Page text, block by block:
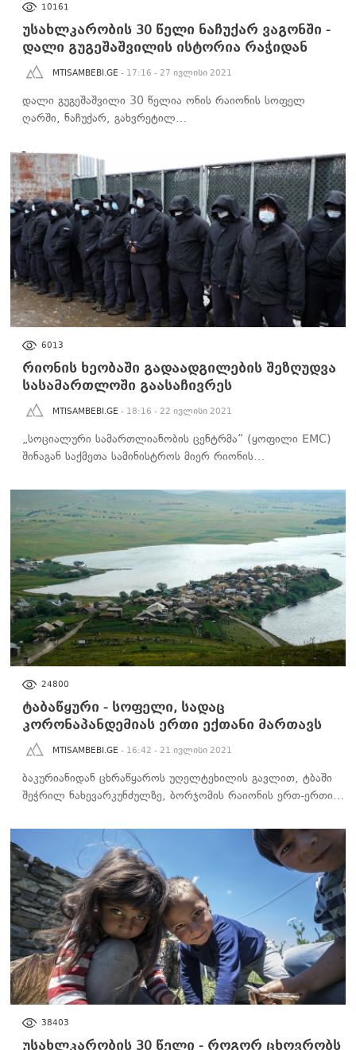
10161
უსახლკარობის 30 წელი ნაჩუქარ ვაგონში -
დალი გუგეშაშვილის ისტორია რაჭიდან
MTISAMBEBI.GE - 17:16 - 27 ივლისი 2021
დალი გუგეშაშვილი 30 წელია ონის რაიონის სოფელ
ღარში, ნაჩუქარ, გახვრეტილ…
6013
რიონის ხეობაში გადაადგილების შეზღუდვა
სასამართლოში გაასაჩივრეს
MTISAMBEBI.GE - 18:16 - 22 ივლისი 2021
„სოციალური სამართლიანობის ცენტრმა“ (ყოფილი EMC)
შინაგან საქმეთა სამინისტროს მიერ რიონის…
24800
ტაბაწყური - სოფელი, სადაც
კორონაპანდემიას ერთი ექთანი მართავს
MTISAMBEBI.GE - 16:42 - 21 ივლისი 2021
ბაკურიანიდან ცხრაწყაროს უღელტეხილის გავლით, ტბაში
შეჭრილ ნახევარკუნძულზე, ბორჯომის რაიონის ერთ-ერთი…
38403
უსახლკარობის 30 წელი - როგორ ცხოვრობს